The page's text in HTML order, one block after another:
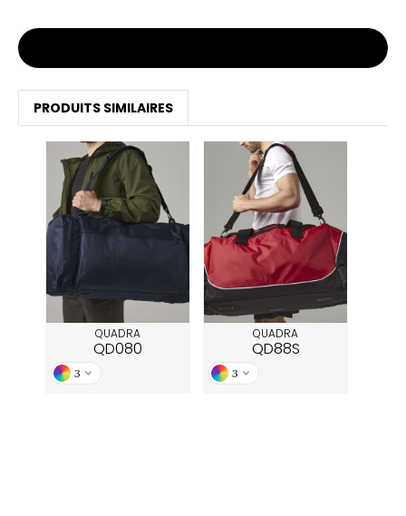
PRODUITS SIMILAIRES
QUADRA
QD080
3
QUADRA
QD88S
3